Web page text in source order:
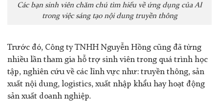
Các bạn sinh viên chăm chú tìm hiểu về ứng dụng của AI
trong việc sáng tạo nội dung truyền thông
Trước đó, Công ty TNHH Nguyễn Hồng cũng đã từng
nhiều lần tham gia hỗ trợ sinh viên trong quá trình học
tập, nghiên cứu về các lĩnh vực như: truyền thông, sản
xuất nội dung, logistics, xuất nhập khẩu hay hoạt động
sản xuất doanh nghiệp.